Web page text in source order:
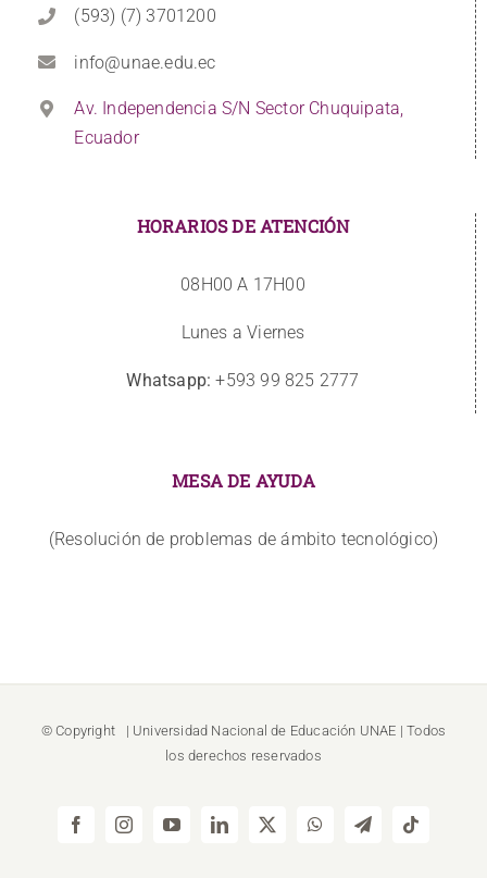
(593) (7) 3701200
info@unae.edu.ec
Av. Independencia S/N Sector Chuquipata,
Ecuador
HORARIOS DE ATENCIÓN
08H00 A 17H00
Lunes a Viernes
Whatsapp: +593 99 825 2777
MESA DE AYUDA
(Resolución de problemas de ámbito tecnológico)
© Copyright | Universidad Nacional de Educación UNAE | Todos
los derechos reservados
FacebookInstagramYouTubeLinkedIn
X WhatsAppTelegramTiktok